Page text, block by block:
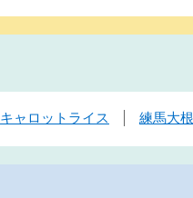
キャロットライス 練馬大